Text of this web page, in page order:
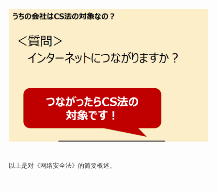
以上是对《网络安全法》的简要概述。